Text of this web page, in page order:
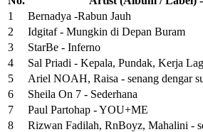
1
Bernadya -Rabun Jauh
2
Idgitaf - Mungkin di Depan Buram
3
StarBe - Inferno
4
Sal Priadi - Kepala, Pundak, Kerja
5
Ariel NOAH, Raisa - senang dengar
6
Sheila On 7 - Sederhana
7
Paul Partohap - YOU+ME
8
Rizwan Fadilah, RnBoyz, Mahalini -